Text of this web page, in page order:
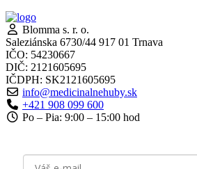
Blomma s. r. o.
Saleziánska 6730/44 917 01 Trnava
IČO: 54230667
DIČ: 2121605695
IČDPH: SK2121605695
info@medicinalnehuby.sk
+421 908 099 600
Po – Pia: 9:00 – 15:00 hod